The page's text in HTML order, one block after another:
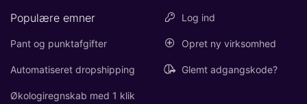
Populære emner
Pant og punktafgifter
Automatiseret dropshipping
Økologiregnskab med 1 klik
Log ind
Opret ny virksomhed
Glemt adgangskode?